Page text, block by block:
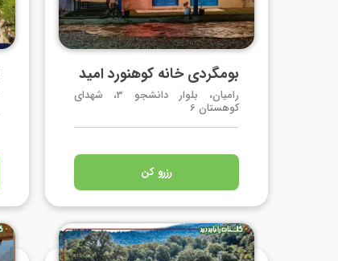
بومگردی خانه کوهنورد امید
رامیان، بلوار دانشجو 3، شهدای
کوهستان 6
رزرو کن